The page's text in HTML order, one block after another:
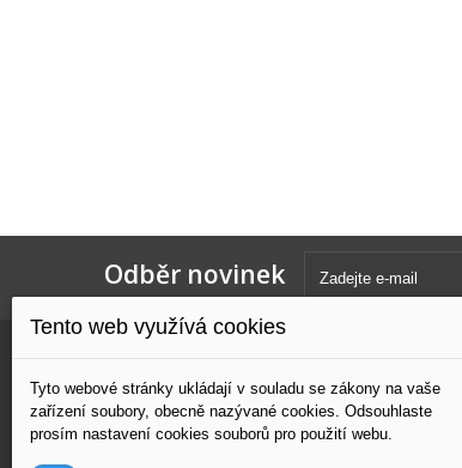
Odběr novinek
Kategorie
ŘEZÁNÍ
Informace
Nové produkty
Tento web využívá cookies
Tyto webové stránky ukládají v souladu se zákony na vaše
zařízení soubory, obecně nazývané cookies. Odsouhlaste
prosím nastavení cookies souborů pro použití webu.